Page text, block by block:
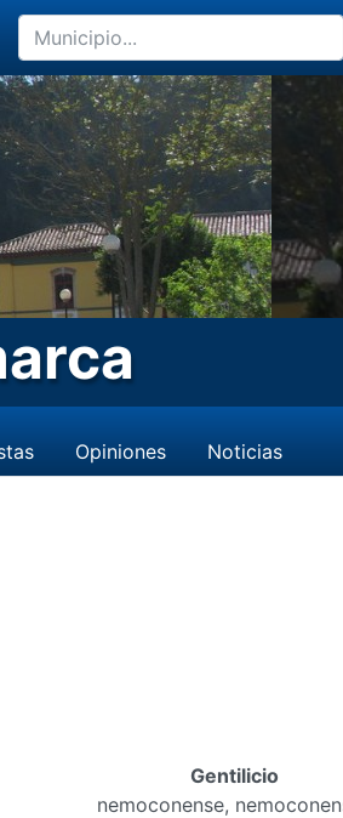
Opiniones Noticias
Gentilicio
nemoconense,